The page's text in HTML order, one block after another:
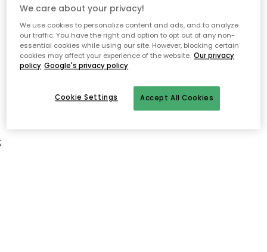
Tämä voi johtua siitä, että sivua ei enää ole tai siitä, että se
on siirretty muualle. Pahoittelemme tästä mahdollisesti
aiheutunutta häiriötä. Voit kokeilla uudelleen yllä olevasta
valikosta tai siirtyä takaisin aloitussivustolle.
;
We care about your privacy!
We use cookies to personalize content and ads, and to analyze
our traffic. You have the right and option to opt out of any non-
essential cookies while using our site. However, blocking certain
cookies may affect your experience of the website. Our privacy
policy Google's privacy policy
Accept All Cookies
Cookie Settings